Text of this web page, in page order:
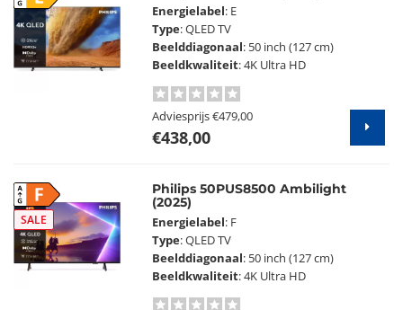
Energielabel: E
Type: QLED TV
Beelddiagonaal: 50 inch (127 cm)
Beeldkwaliteit: 4K Ultra HD
Adviesprijs€479,00
€438,00
SALE
Philips 50PUS8500 Ambilight
(2025)
Energielabel: F
Type: QLED TV
Beelddiagonaal: 50 inch (127 cm)
Beeldkwaliteit: 4K Ultra HD